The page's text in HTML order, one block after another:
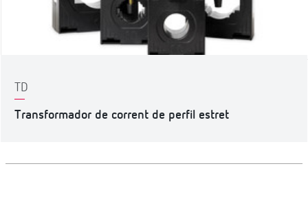
TD
Transformador de corrent de perfil estret